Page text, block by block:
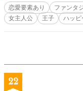
子とツン
恋愛要素あり ファンタ
女主人公
王子 ハッピ
22